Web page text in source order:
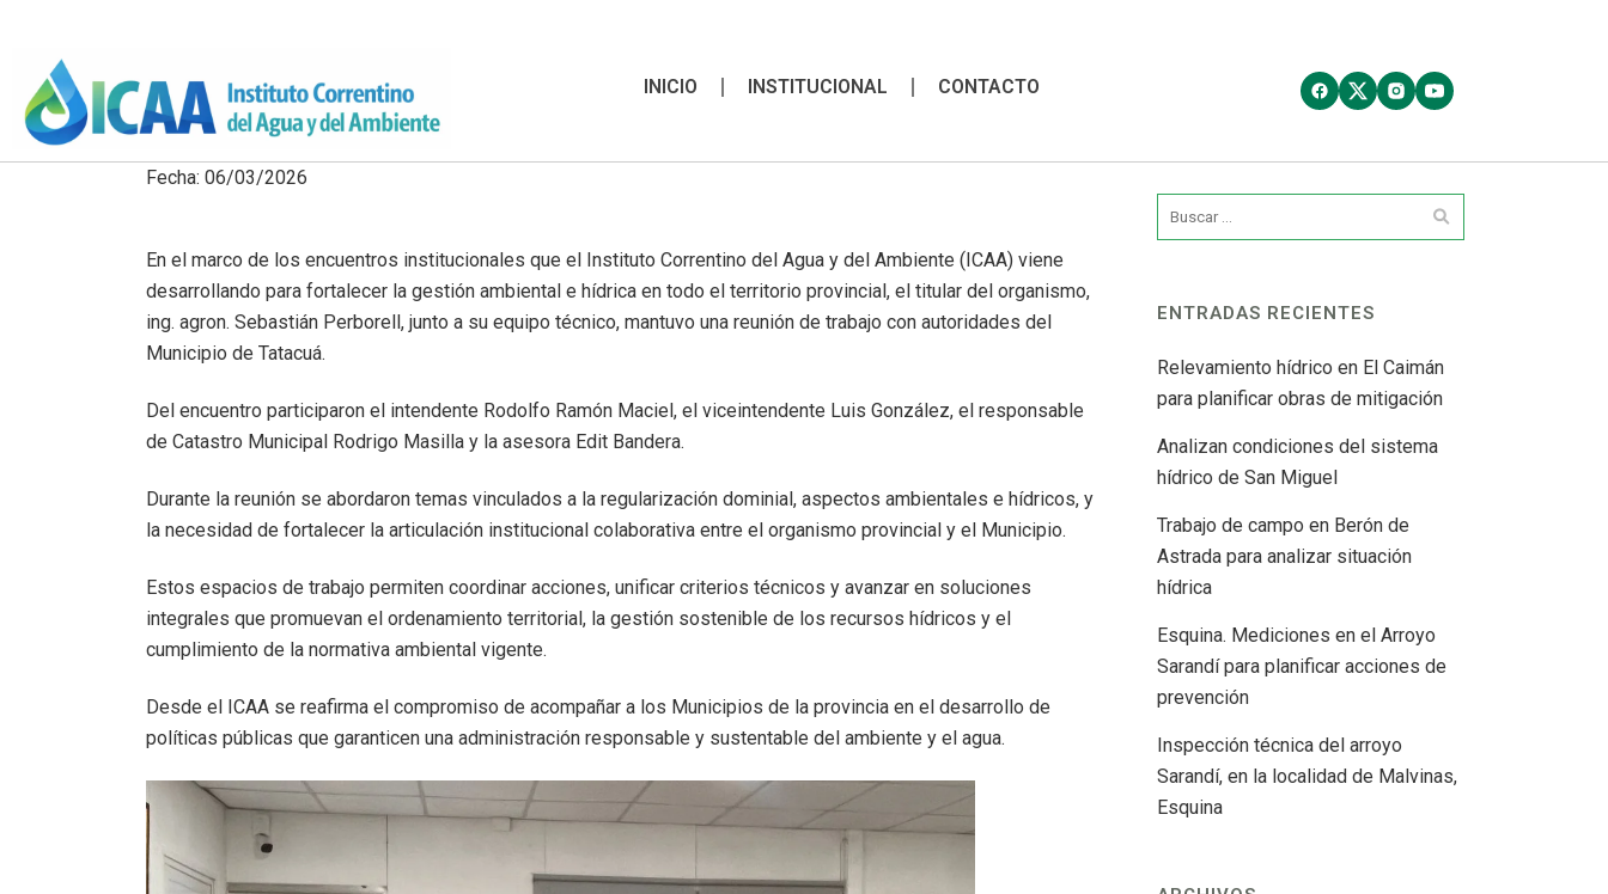
INICIO INSTITUCIONAL CONTACTO
Fecha: 06/03/2026
En el marco de los encuentros institucionales que el Instituto Correntino del Agua y del Ambiente (ICAA) viene
desarrollando para fortalecer la gestión ambiental e hídrica en todo el territorio provincial, el titular del organismo,
ing. agron. Sebastián Perborell, junto a su equipo técnico, mantuvo una reunión de trabajo con autoridades del
Municipio de Tatacuá.
Del encuentro participaron el intendente Rodolfo Ramón Maciel, el viceintendente Luis González, el responsable
de Catastro Municipal Rodrigo Masilla y la asesora Edit Bandera.
Durante la reunión se abordaron temas vinculados a la regularización dominial, aspectos ambientales e hídricos, y
la necesidad de fortalecer la articulación institucional colaborativa entre el organismo provincial y el Municipio.
Estos espacios de trabajo permiten coordinar acciones, unificar criterios técnicos y avanzar en soluciones
integrales que promuevan el ordenamiento territorial, la gestión sostenible de los recursos hídricos y el
cumplimiento de la normativa ambiental vigente.
Desde el ICAA se reafirma el compromiso de acompañar a los Municipios de la provincia en el desarrollo de
políticas públicas que garanticen una administración responsable y sustentable del ambiente y el agua.
ENTRADAS RECIENTES
Relevamiento hídrico en El Caimán
para planificar obras de mitigación
Analizan condiciones del sistema
hídrico de San Miguel
Trabajo de campo en Berón de
Astrada para analizar situación
hídrica
Esquina. Mediciones en el Arroyo
Sarandí para planificar acciones de
prevención
Inspección técnica del arroyo
Sarandí, en la localidad de Malvinas,
Esquina